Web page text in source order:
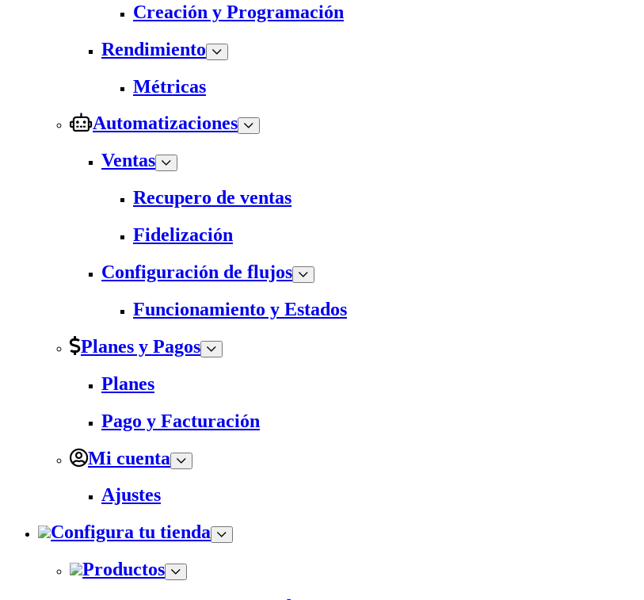
Creación y Programación
Rendimiento
Métricas
Automatizaciones
Ventas
Recupero de ventas
Fidelización
Configuración de flujos
Funcionamiento y Estados
Planes y Pagos
Planes
Pago y Facturación
Mi cuenta
Ajustes
Configura tu tienda
Productos